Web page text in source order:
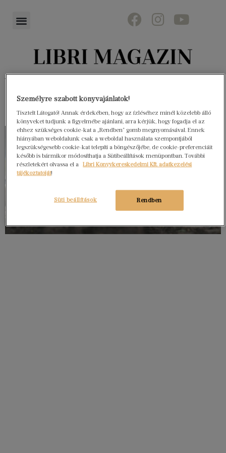
Könyvektől az olvasókig
Személyre szabott könyvajánlatok!
Tisztelt Látogató! Annak érdekében, hogy az ízléséhez minél közelebb álló
könyveket tudjunk a figyelmébe ajánlani, arra kérjük, hogy fogadja el az
ehhez szükséges cookie-kat a „Rendben” gomb megnyomásával. Ennek
hiányában weboldalunk csak a weboldal használata szempontjából
legszükségesebb cookie-kat telepíti a böngészőjébe, de cookie-preferenciáit
később is bármikor módosíthatja a Sütibeállítások menüpontban. További
részletekért olvassa el a
Libri Könyvkereskedelmi Kft. adatkezelési
tájékoztatóját!
Rendben
Süti beállítások